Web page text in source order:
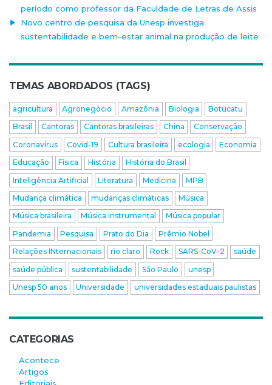
período como professor da Faculdade de Letras de Assis
Novo centro de pesquisa da Unesp investiga
sustentabilidade e bem-estar animal na produção de leite
TEMAS ABORDADOS (TAGS)
agricultura Agronegócio Amazônia Biologia
Botucatu
Brasil
Cantoras Cantoras brasileiras China
Conservação
Coronavírus
Covid-19 Cultura brasileira ecologia
Economia
Educação
Física História
História do Brasil
Inteligência Artificial
Literatura Medicina
MPB
Mudança climática
mudanças climáticas
Música
Música brasileira
Música instrumental
Música popular
Pandemia
Pesquisa Prato do Dia
Prêmio Nobel
Relações INternacionais
rio claro Rock SARS-CoV-2
saúde
saúde pública
sustentabilidade São Paulo
unesp
Unesp 50 anos
Universidade universidades estaduais paulistas
CATEGORIAS
Acontece
Artigos